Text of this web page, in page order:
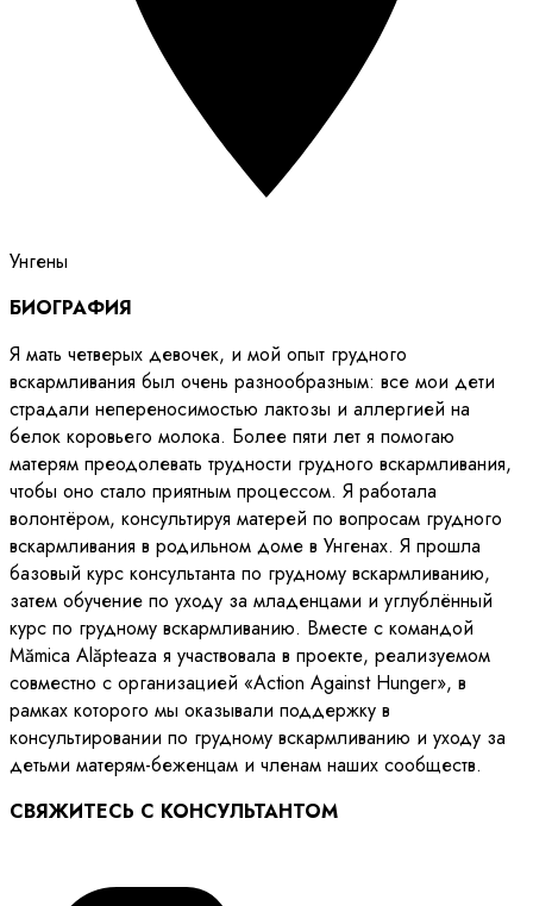
Унгены
БИОГРАФИЯ
Я мать четверых девочек, и мой опыт грудного
вскармливания был очень разнообразным: все мои дети
страдали непереносимостью лактозы и аллергией на
белок коровьего молока. Более пяти лет я помогаю
матерям преодолевать трудности грудного вскармливания,
чтобы оно стало приятным процессом. Я работала
волонтёром, консультируя матерей по вопросам грудного
вскармливания в родильном доме в Унгенах. Я прошла
базовый курс консультанта по грудному вскармливанию,
затем обучение по уходу за младенцами и углублённый
курс по грудному вскармливанию. Вместе с командой
Mămica Alăpteaza я участвовала в проекте, реализуемом
совместно с организацией «Action Against Hunger», в
рамках которого мы оказывали поддержку в
консультировании по грудному вскармливанию и уходу за
детьми матерям-беженцам и членам наших сообществ.
СВЯЖИТЕСЬ С КОНСУЛЬТАНТОМ